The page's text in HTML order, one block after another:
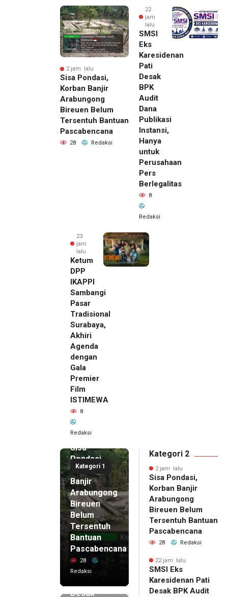
2 jam lalu
Sisa Pondasi,
Korban Banjir
Arabungong
Bireuen Belum
Tersentuh Bantuan
Pascabencana
28 Redaksi
22
jam
lalu
SMSI
Eks
Karesidenan
Pati
Desak
BPK
Audit
Dana
Publikasi
Instansi,
Hanya
untuk
Perusahaan
Pers
Berlegalitas
8
Redaksi
23
jam
lalu
Ketum
DPP
IKAPPI
Sambangi
Pasar
Tradisional
Surabaya,
Akhiri
Agenda
dengan
Gala
Premier
Film
ISTIMEWA
8
Redaksi
Kategori 1
Sisa
Pondasi,
Korban
Banjir
Arabungong
Bireuen
Belum
Tersentuh
Bantuan
Pascabencana
28
Redaksi
22 jam lalu
SMSI Eks
Karesidenan
Desak
Kategori 2
2 jam lalu
Sisa Pondasi,
Korban Banjir
Arabungong
Bireuen Belum
Tersentuh Bantuan
Pascabencana
28 Redaksi
22 jam lalu
SMSI Eks
Karesidenan Pati
Desak BPK Audit